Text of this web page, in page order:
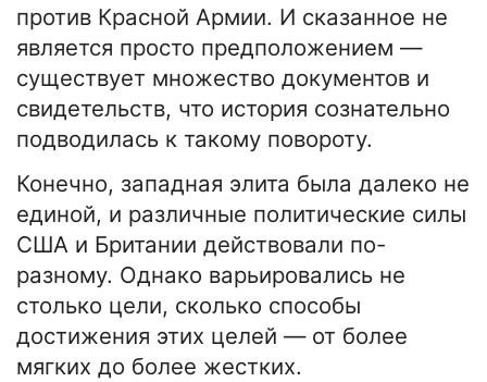
против Красной Армии. И сказанное не
является просто предположением —
существует множество документов и
свидетельств, что история сознательно
подводилась к такому повороту.
Конечно, западная элита была далеко не
единой, и различные политические силы
США и Британии действовали по-
разному. Однако варьировались не
столько цели, сколько способы
достижения этих целей — от более
мягких до более жестких.